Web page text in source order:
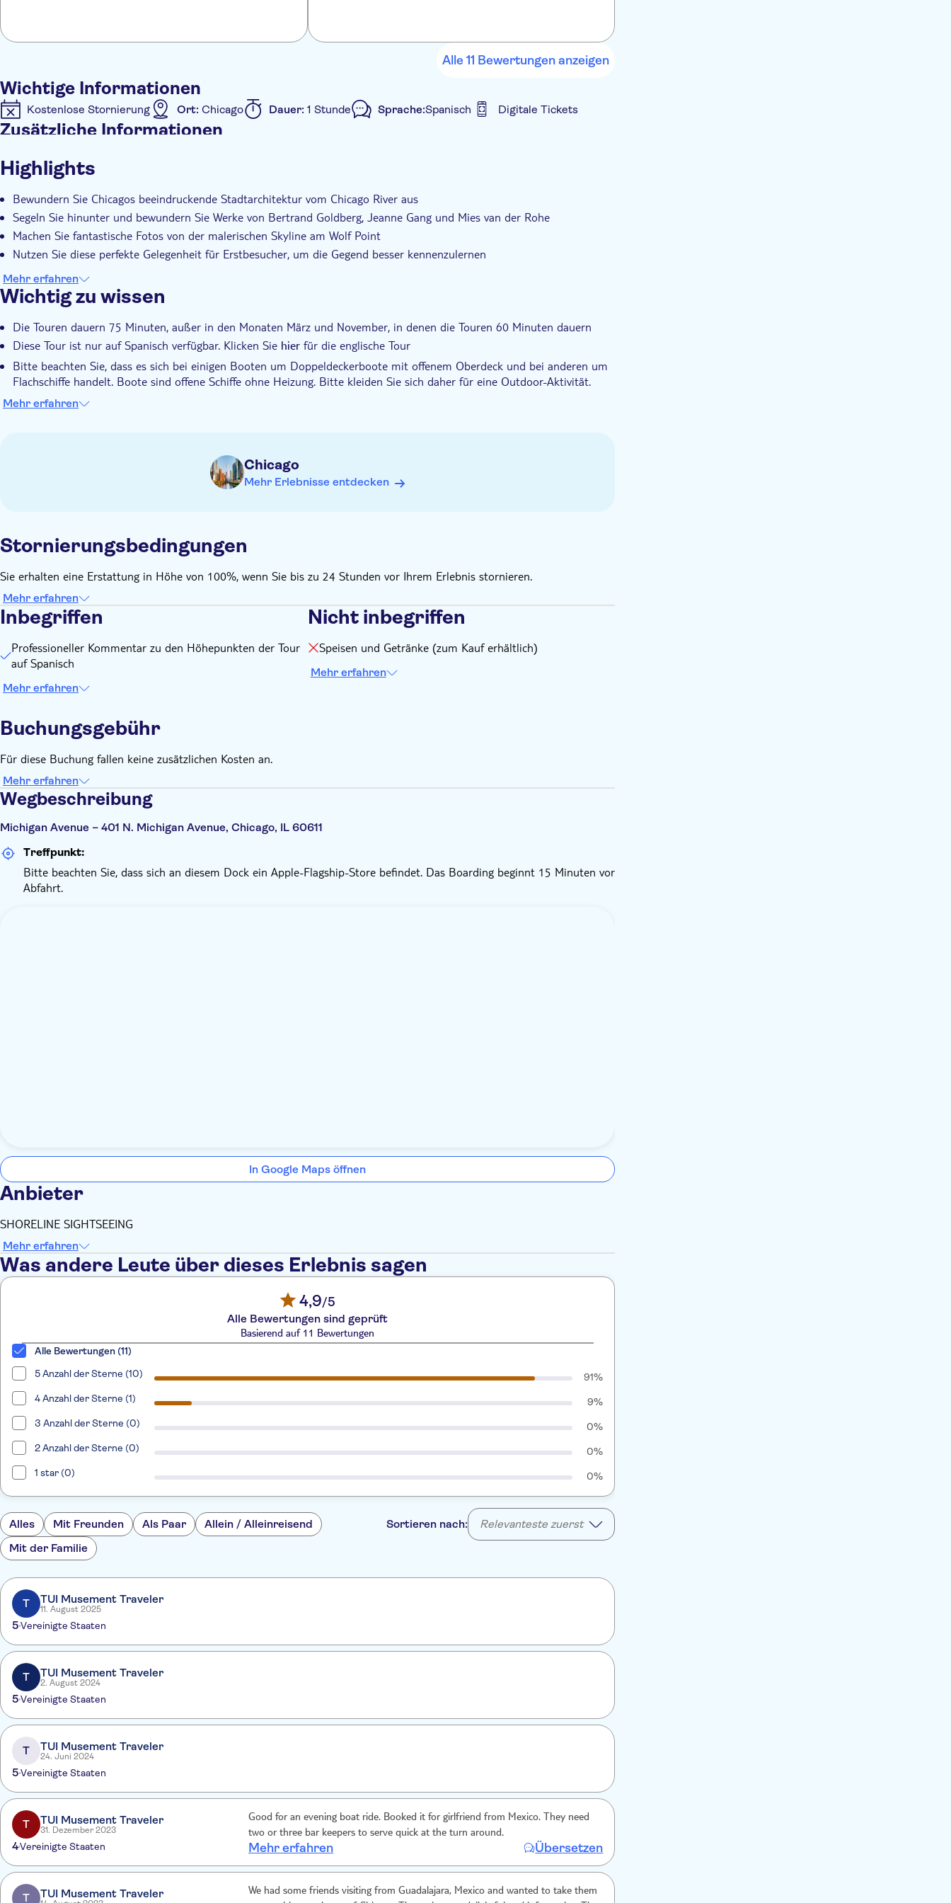
Alle 11 Bewertungen anzeigen
Wichtige Informationen
Kostenlose Stornierung Ort: Chicago Dauer: 1 Stunde Sprache:Spanisch Digitale Tickets
Zusätzliche Informationen
Highlights
Bewundern Sie Chicagos beeindruckende Stadtarchitektur vom Chicago River aus
Segeln Sie hinunter und bewundern Sie Werke von Bertrand Goldberg, Jeanne Gang und Mies van der Rohe
Machen Sie fantastische Fotos von der malerischen Skyline am Wolf Point
Nutzen Sie diese perfekte Gelegenheit für Erstbesucher, um die Gegend besser kennenzulernen
Mehr erfahren
Wichtig zu wissen
Die Touren dauern 75 Minuten, außer in den Monaten März und November, in denen die Touren 60 Minuten dauern
Diese Tour ist nur auf Spanisch verfügbar. Klicken Sie hier für die englische Tour
Bitte beachten Sie, dass es sich bei einigen Booten um Doppeldeckerboote mit offenem Oberdeck und bei anderen um
Flachschiffe handelt. Boote sind offene Schiffe ohne Heizung. Bitte kleiden Sie sich daher für eine Outdoor-Aktivität.
Die Boote bieten Platz für Rollstühle mit einer Breite von bis zu 76 cm. Diese Rollstühle müssen über eine Rampe mit
An der Leine geführte Hunde sind auf der Tour willkommen
Sie können Ihr Ticket bis zu 1 Werktag (Montag-Freitag) im Voraus kostenlos stornieren; Stornierungen für
Sonntagsfahrten müssen bis Freitag erfolgen
Mehr erfahren
Chicago
Mehr Erlebnisse entdecken
Stornierungsbedingungen
Sie erhalten eine Erstattung in Höhe von 100%, wenn Sie bis zu 24 Stunden vor Ihrem Erlebnis stornieren.
Mehr erfahren
Inbegriffen
Professioneller Kommentar zu den Höhepunkten der Tour
auf Spanisch
Mehr erfahren
Nicht inbegriffen
Speisen und Getränke (zum Kauf erhältlich)
Mehr erfahren
Buchungsgebühr
Für diese Buchung fallen keine zusätzlichen Kosten an.
Mehr erfahren
Wegbeschreibung
Michigan Avenue – 401 N. Michigan Avenue, Chicago, IL 60611
Treffpunkt:
Bitte beachten Sie, dass sich an diesem Dock ein Apple-Flagship-Store befindet. Das Boarding beginnt 15 Minuten vor
Abfahrt.
In Google Maps öffnen
Anbieter
SHORELINE SIGHTSEEING
Mehr erfahren
Was andere Leute über dieses Erlebnis sagen
4,9/5
Alle Bewertungen sind geprüft
Basierend auf 11 Bewertungen
Alle Bewertungen (11)
5 Anzahl der Sterne (10)
91%
4 Anzahl der Sterne (1)
9%
3 Anzahl der Sterne (0)
0%
2 Anzahl der Sterne (0)
0%
1 star (0)
0%
Alles Mit Freunden Als Paar
Allein / Alleinreisend
Mit der Familie
Sortieren nach: Relevanteste zuerst
T TUI Musement Traveler
11. August 2025
5Vereinigte Staaten
T TUI Musement Traveler
2. August 2024
5Vereinigte Staaten
T TUI Musement Traveler
24. Juni 2024
5Vereinigte Staaten
T TUI Musement Traveler
31. Dezember 2023
4Vereinigte Staaten
Good for an evening boat ride. Booked it for girlfriend from Mexico. They need
two or three bar keepers to serve quick at the turn around.
Mehr erfahren Übersetzen
T TUI Musement Traveler
We had some friends visiting from Guadalajara, Mexico and wanted to take them